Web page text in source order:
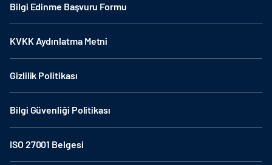
Bilgi Edinme Başvuru Formu
KVKK Aydınlatma Metni
Gizlilik Politikası
Bilgi Güvenliği Politikası
ISO 27001 Belgesi